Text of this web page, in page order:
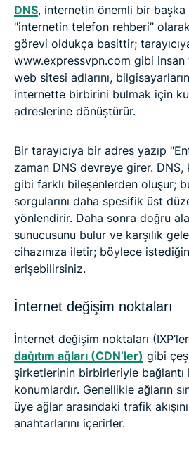
DNS, internetin önemli bir başka
"internetin telefon rehberi” olarak
görevi oldukça basittir; tarayıcıya
www.expressvpn.com gibi insan
web sitesi adlarını,
internette birbirini bulmak için
adreslerine dönüştürür.
Bir tarayıcıya bir adres yazıp
zaman DNS devreye girer. DNS,
gibi farklı bileşenlerden oluşur;
sorgularını daha spesifik üst
yönlendirir. Daha sonra doğru
sunucusunu bulur ve karşılık
cihazınıza iletir; böylece
erişebilirsiniz.
İnternet değişim noktaları
İnternet değişim noktaları
dağıtım ağları (CDN’ler) gibi
şirketlerinin birbirleriyle
konumlardır. Genellikle ağların
üye ağlar arasındaki trafik
anahtarlarını içerirler.